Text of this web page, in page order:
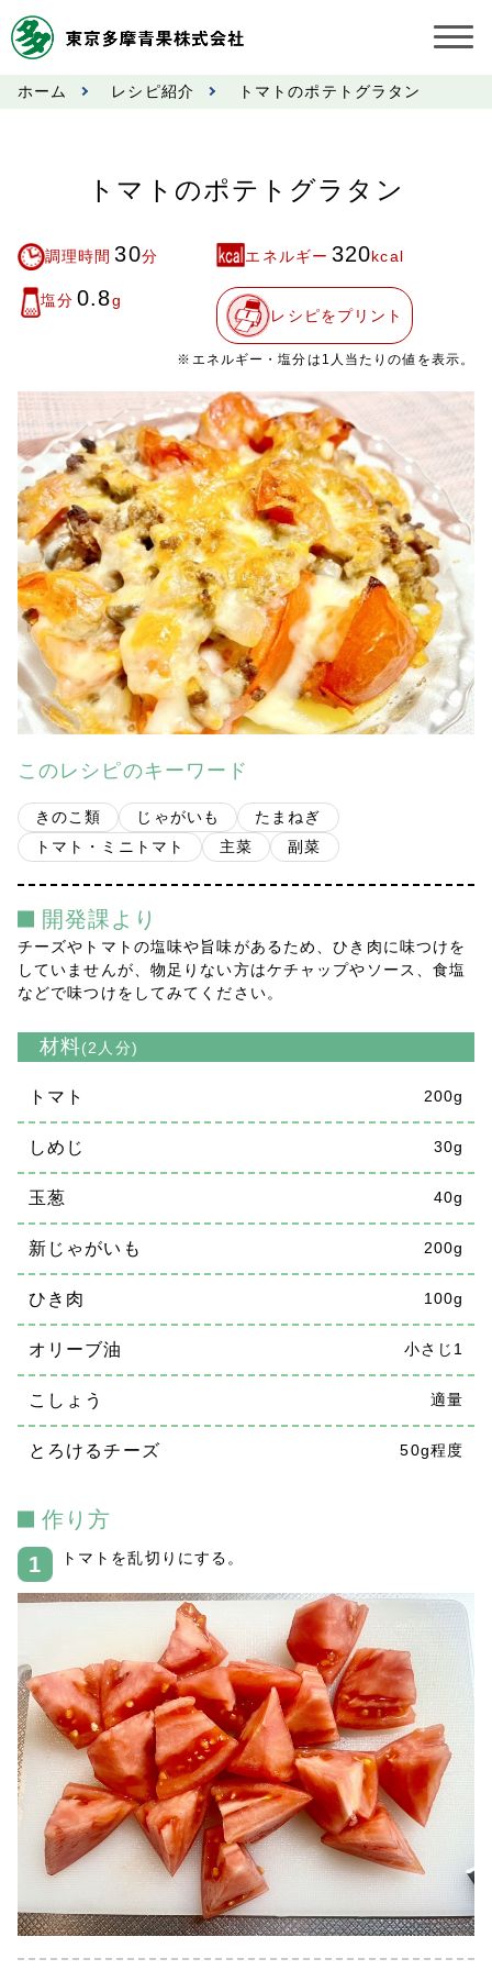
お知らせ
市況情報
奨励金受託手数料
営業日カレンダー
会社案内
多摩青果便り
採用情報
アクセス
プライバシーポリシー
ホーム レシピ紹介 トマトのポテトグラタン
トマトのポテトグラタン
調理時間 30分 エネルギー 320kcal
塩分 0.8g
レシピをプリント
※エネルギー・塩分は1人当たりの値を表示。
このレシピのキーワード
きのこ類 じゃがいも
たまねぎ
トマト・ミニトマト
主菜 副菜
開発課より
チーズやトマトの塩味や旨味があるため、ひき肉に味つけを
していませんが、物足りない方はケチャップやソース、食塩
などで味つけをしてみてください。
材料(2人分)
トマト 200g
しめじ 30g
玉葱 40g
新じゃがいも 200g
ひき肉 100g
オリーブ油 小さじ1
こしょう 適量
とろけるチーズ 50g程度
作り方
トマトを乱切りにする。